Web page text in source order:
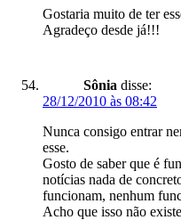
Gostaria muito de ter
Agradeço desde já!!!
Sônia disse:
28/12/2010 às 08:42
Nunca consigo entrar
esse.
Gosto de saber que é
notícias nada de
funcionam, nenhum
Acho que isso não